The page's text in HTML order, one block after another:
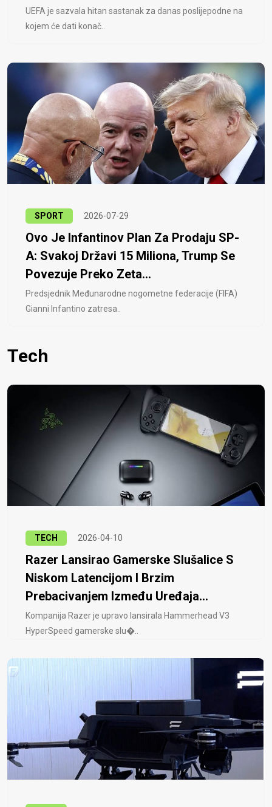
UEFA je sazvala hitan sastanak za danas poslijepodne na
kojem će dati konač..
SPORT 2026-07-29
Ovo Je Infantinov Plan Za Prodaju SP-
A: Svakoj Državi 15 Miliona, Trump Se
Povezuje Preko Zeta...
Predsjednik Međunarodne nogometne federacije (FIFA)
Gianni Infantino zatresa..
Tech
TECH 2026-04-10
Razer Lansirao Gamerske Slušalice S
Niskom Latencijom I Brzim
Prebacivanjem Između Uređaja...
Kompanija Razer je upravo lansirala Hammerhead V3
HyperSpeed ​​gamerske slu�..